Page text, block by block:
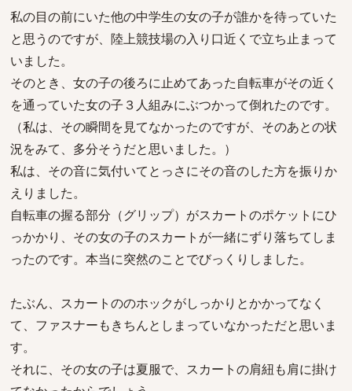
私の目の前にいた他の中学生の女の子が誰かを待っていた
と思うのですが、陸上競技場の入り口近くで立ち止まって
いました。
そのとき、女の子の後ろに止めてあった自転車がその近く
を通っていた女の子３人組みにぶつかって倒れたのです。
（私は、その瞬間を見てなかったのですが、そのあとの状
況をみて、多分そうだと思いました。）
私は、その音に気付いてとっさにその音のした方を振りか
えりました。
自転車の握る部分（グリップ）がスカートのポケットにひ
っかかり、その女の子のスカートが一緒にずり落ちてしま
ったのです。本当に突然のことでびっくりしました。
たぶん、スカートののホックがしっかりとかかってなく
て、ファスナーもきちんとしまっていなかっただと思いま
す。
それに、その女の子は夏服で、スカートの肩紐も肩に掛け